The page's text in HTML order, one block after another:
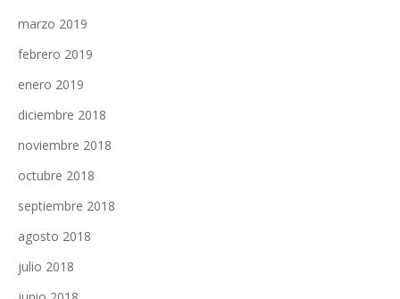
marzo 2019
febrero 2019
enero 2019
diciembre 2018
noviembre 2018
octubre 2018
septiembre 2018
agosto 2018
julio 2018